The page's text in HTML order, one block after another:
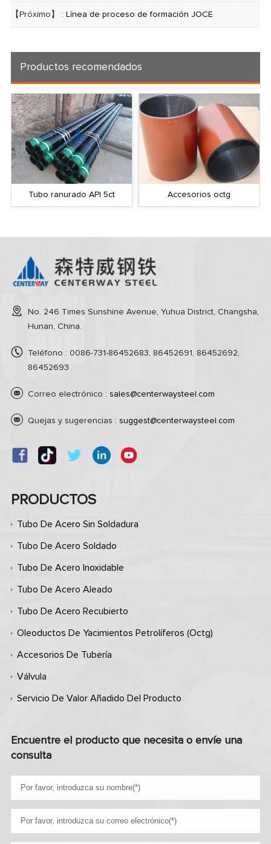
【Próximo】 : Línea de proceso de formación JOCE
Productos recomendados
Tubo ranurado API 5ct Accesorios octg
No. 246 Times Sunshine Avenue, Yuhua District, Changsha,
Hunan, China.
Teléfono : 0086-731-86452683, 86452691, 86452692,
86452693
Correo electrónico : sales@centerwaysteel.com
Quejas y sugerencias : suggest@centerwaysteel.com
PRODUCTOS
Tubo De Acero Sin Soldadura
Tubo De Acero Soldado
Tubo De Acero Inoxidable
Tubo De Acero Aleado
Tubo De Acero Recubierto
Oleoductos De Yacimientos Petrolíferos (octg)
Accesorios De Tubería
Válvula
Servicio De Valor Añadido Del Producto
Encuentre el producto que necesita o envíe una
consulta